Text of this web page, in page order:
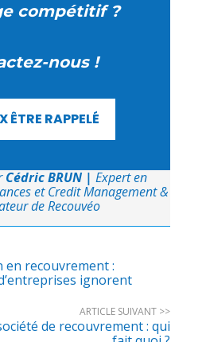
compétitif ?
nous !
ÊTRE RAPPELÉ
Cédric BRUN | Expert en
et Credit Management &
de Recouvéo
en recouvrement :
ignorent
ARTICLE SUIVANT >>
de recouvrement : qui